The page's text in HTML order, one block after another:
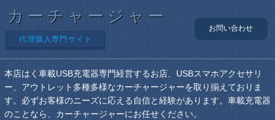
カーチャージャー
代理購入専門サイト
お問い合わせ
本店はく車載USB充電器専門経営するお店、USBスマホアクセサリ
ー、アウトレット多種多様なカーチャージャーを取り揃えておりま
す。必ずお客様のニーズに応える自信と経験があります。車載充電器
のことなら、カーチャージャーにお任せください。